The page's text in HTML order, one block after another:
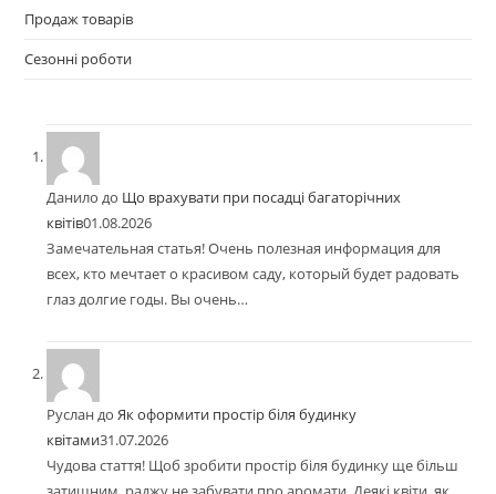
Продаж товарів
Сезонні роботи
Данило до Що врахувати при посадці багаторічних
квітів01.08.2026
Замечательная статья! Очень полезная информация для
всех, кто мечтает о красивом саду, который будет радовать
глаз долгие годы. Вы очень…
Руслан доЯк оформити простір біля будинку
квітами31.07.2026
Чудова стаття! Щоб зробити простір біля будинку ще більш